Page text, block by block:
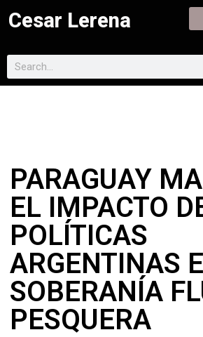
Cesar Lerena
PARAGUAY
EL IMPACTO
POLÍTICAS
ARGENTINAS
SOBERANÍA
PESQUERA